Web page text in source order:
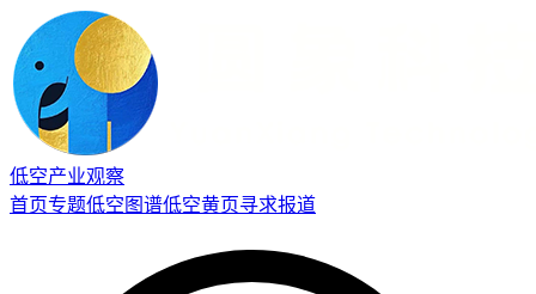
低空产业观察
首页专题低空图谱低空黄页寻求报道